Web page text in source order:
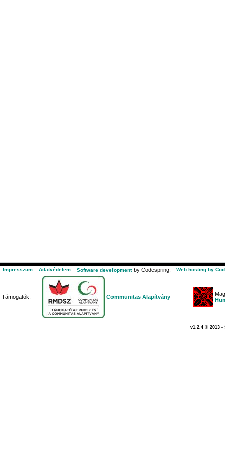
Impresszum Adatvédelem Software development by Codespring. Web hosting by
Támogatók: Communitas Alapítvány
v1.2.4 © 2013